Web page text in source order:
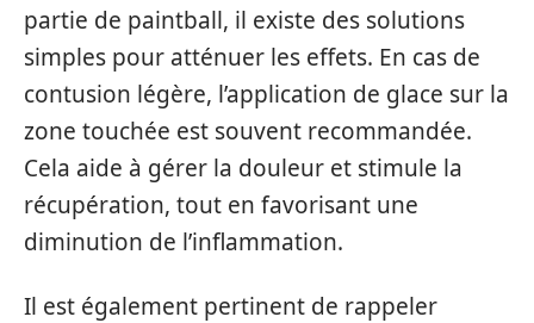
partie de paintball, il existe des solutions
simples pour atténuer les effets. En cas de
contusion légère, l’application de glace sur la
zone touchée est souvent recommandée.
Cela aide à gérer la douleur et stimule la
récupération, tout en favorisant une
diminution de l’inflammation.
Il est également pertinent de rappeler